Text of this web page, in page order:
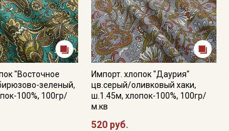
"Восточное
зеленый,
100%, 100гр/
Импорт. хлопок "Даурия"
цв.серый/оливковый хаки,
ш.1.45м, хлопок-100%, 100гр/
м.кв
520 руб.
ДаюСогласие на получение рекламных и
информационных рассылок